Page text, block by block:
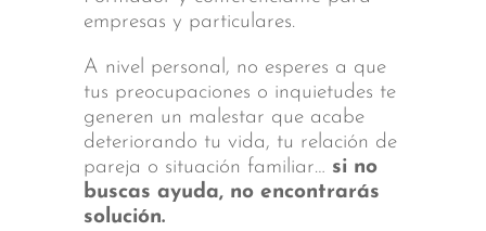
empresas y particulares.
A nivel personal, no esperes a que
tus preocupaciones o inquietudes te
generen un malestar que acabe
deteriorando tu vida, tu relación de
pareja o situación familiar… si no
buscas ayuda, no encontrarás
solución.